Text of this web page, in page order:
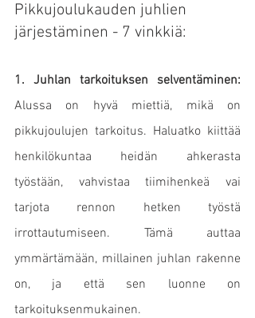
Pikkujoulukauden juhlien
järjestäminen - 7 vinkkiä:
1. Juhlan tarkoituksen selventäminen:
Alussa on hyvä miettiä, mikä on
pikkujoulujen tarkoitus. Haluatko kiittää
henkilökuntaa heidän ahkerasta
työstään, vahvistaa tiimihenkeä vai
tarjota rennon hetken työstä
irrottautumiseen. Tämä auttaa
ymmärtämään, millainen juhlan rakenne
on, ja että sen luonne on
tarkoituksenmukainen.